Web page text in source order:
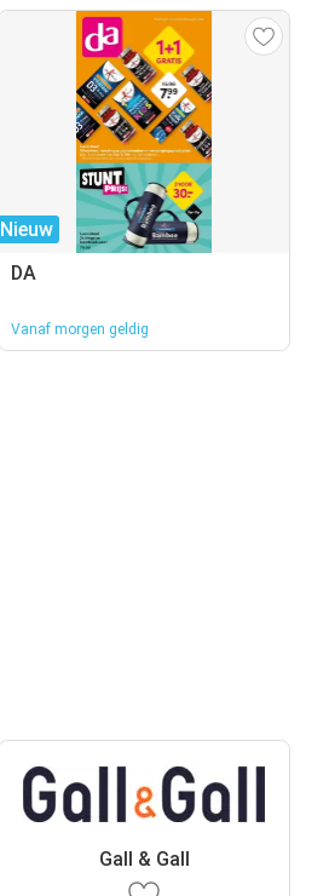
Nieuw
DA
Vanaf morgen geldig
Gall & Gall